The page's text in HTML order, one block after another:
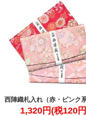
西陣織札入れ（赤・ピンク系
1,320円(税120